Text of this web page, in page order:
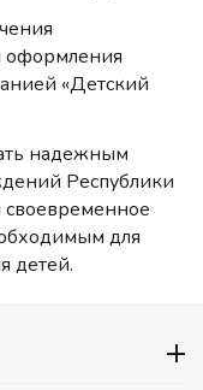
оформления
«Детский
надежным
Республики
своевременное
для
детей.